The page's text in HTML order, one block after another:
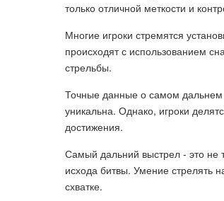
только отличной меткости и
Многие игроки стремятся
происходят с использованием
стрельбы.
Точные данные о самом дальнем
уникальна. Однако, игроки
достижения.
Самый дальний выстрел - это не
исхода битвы. Умение стрелять
схватке.